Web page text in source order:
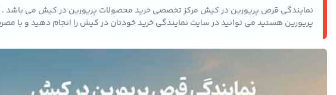
نمایندگی قرص پریورین در کیش مرکز تخصصی خرید محصولات پریورین در کیش می باشد .
پریورین هستید می توانید در سایت نمایندگی خرید خودتان در کیش را انجام دهید و با